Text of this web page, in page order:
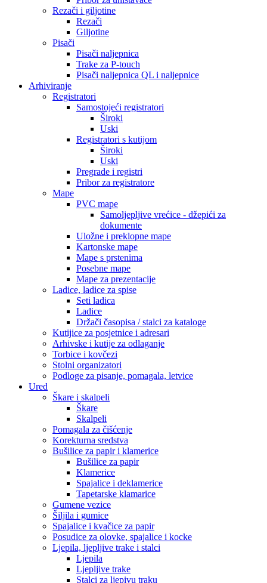
Rezači i giljotine
Rezači
Giljotine
Pisači
Pisači naljepnica
Trake za P-touch
Pisači naljepnica QL i naljepnice
Arhiviranje
Registratori
Samostojeći registratori
Široki
Uski
Registratori s kutijom
Široki
Uski
Pregrade i registri
Pribor za registratore
Mape
PVC mape
Samoljepljive vrećice - džepići za
dokumente
Uložne i preklopne mape
Kartonske mape
Mape s prstenima
Posebne mape
Mape za prezentacije
Ladice, ladice za spise
Seti ladica
Ladice
Držači časopisa / stalci za kataloge
Kutijice za posjetnice i adresari
Arhivske i kutije za odlaganje
Torbice i kovčezi
Stolni organizatori
Podloge za pisanje, pomagala, letvice
Ured
Škare i skalpeli
Škare
Skalpeli
Pomagala za čišćenje
Korekturna sredstva
Bušilice za papir i klamerice
Bušilice za papir
Klamerice
Spajalice i deklamerice
Tapetarske klamarice
Gumene vezice
Šiljila i gumice
Spajalice i kvačice za papir
Posudice za olovke, spajalice i kocke
Ljepila, ljepljive trake i stalci
Ljepila
Ljepljive trake
Stalci za ljepivu traku